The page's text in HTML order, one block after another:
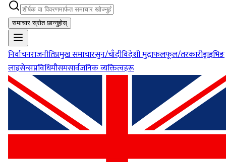
समाचार स्रोत छान्नुहोस्
निर्वाचनराजनीतिप्रमुख समाचारसुन/चाँदीविदेशी मुद्राफलफूल/तरकारीड्राइभिङ
लाइसेन्सप्रविधिमौसमसार्वजनिक व्यक्तित्वहरू